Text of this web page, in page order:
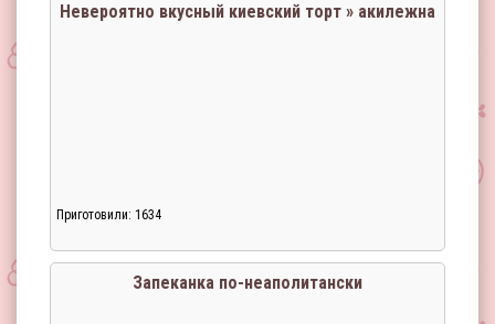
Невероятно вкусный киевский торт » акилежна
Приготовили: 1634
Запеканка по-неаполитански